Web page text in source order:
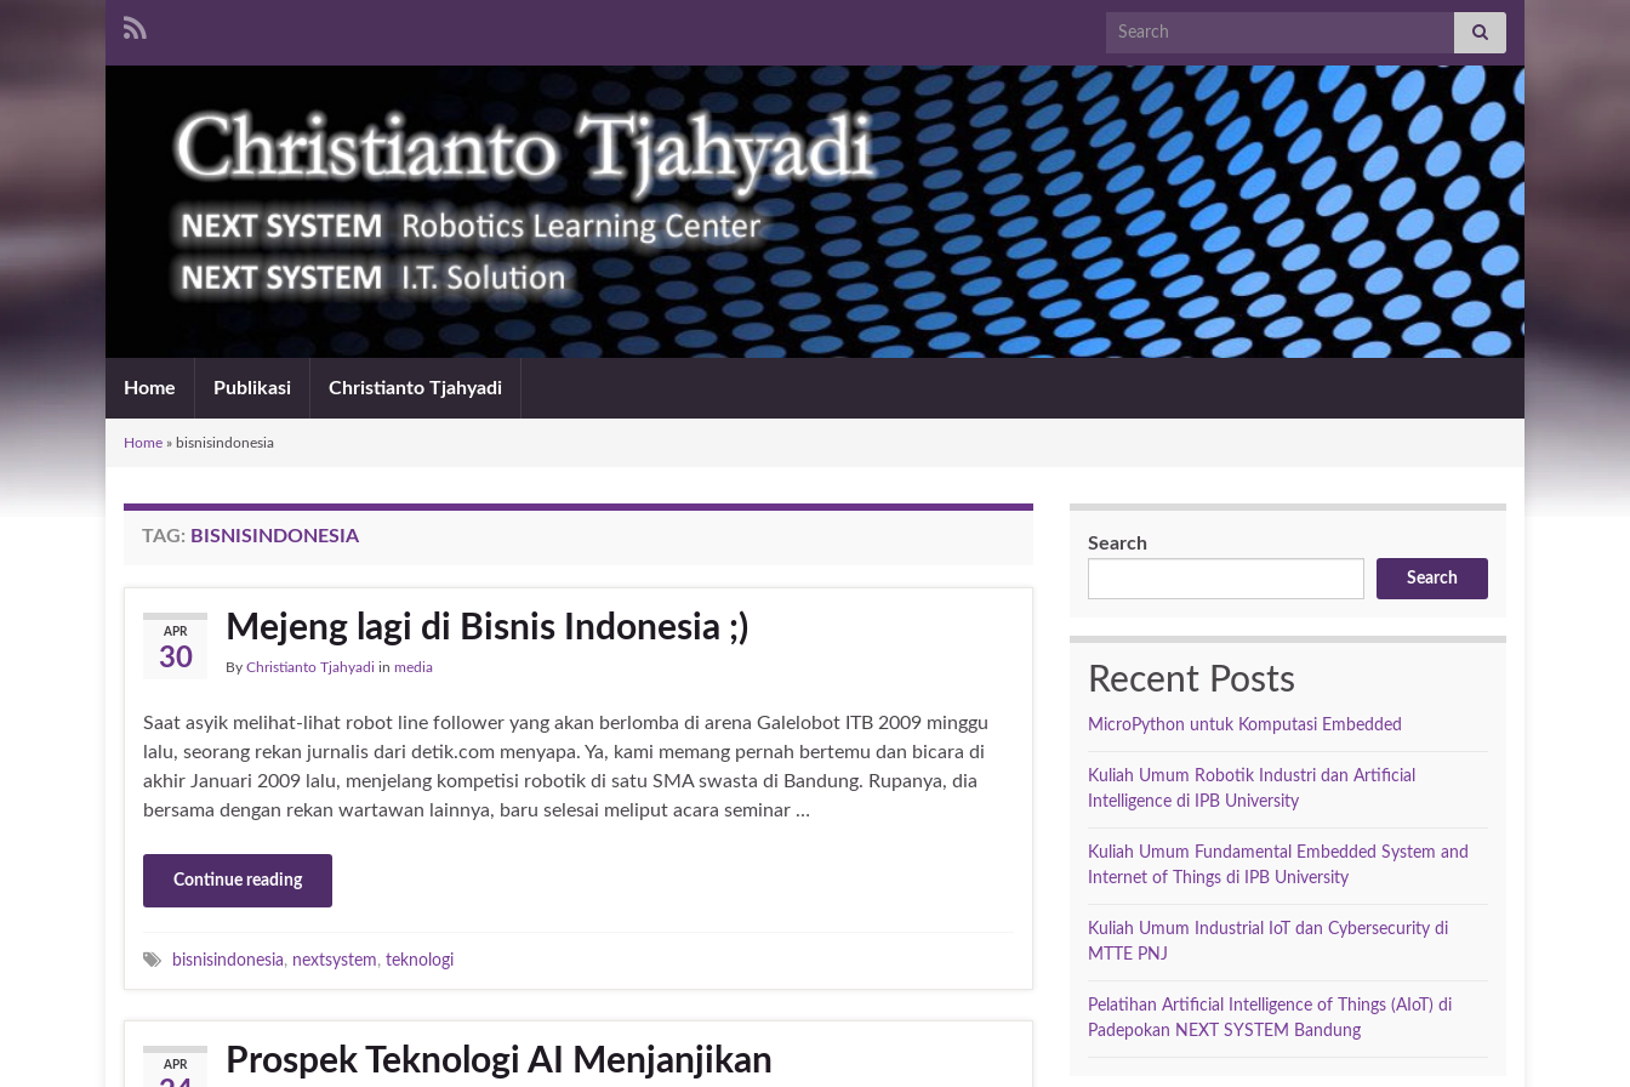
Search for:
Home Publikasi Christianto Tjahyadi
Home » bisnisindonesia
TAG: BISNISINDONESIA
APR
30
Mejeng lagi di Bisnis Indonesia ;)
By Christianto Tjahyadi in media
Saat asyik melihat-lihat robot line follower yang akan berlomba di arena Galelobot ITB 2009 minggu
lalu, seorang rekan jurnalis dari detik.com menyapa. Ya, kami memang pernah bertemu dan bicara di
akhir Januari 2009 lalu, menjelang kompetisi robotik di satu SMA swasta di Bandung. Rupanya, dia
bersama dengan rekan wartawan lainnya, baru selesai meliput acara seminar …
Continue reading
bisnisindonesia, nextsystem, teknologi
APR Prospek Teknologi AI Menjanjikan
Search
Search
Recent Posts
MicroPython untuk Komputasi Embedded
Kuliah Umum Robotik Industri dan Artificial
Intelligence di IPB University
Kuliah Umum Fundamental Embedded System and
Internet of Things di IPB University
Kuliah Umum Industrial IoT dan Cybersecurity di
MTTE PNJ
Pelatihan Artificial Intelligence of Things (AIoT) di
Padepokan NEXT SYSTEM Bandung